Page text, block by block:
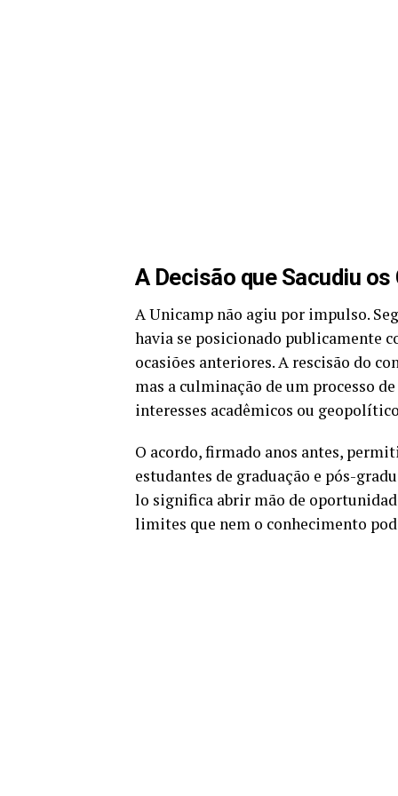
A Decisão que Sacudiu
A Unicamp não agiu por impulso.
havia se posicionado publicamente
ocasiões anteriores. A rescisão do
mas a culminação de um processo
interesses acadêmicos ou
O acordo, firmado anos antes,
estudantes de graduação e pós-
lo significa abrir mão de
limites que nem o conhecimento